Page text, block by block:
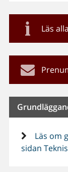
Läs
Läs om
sidan